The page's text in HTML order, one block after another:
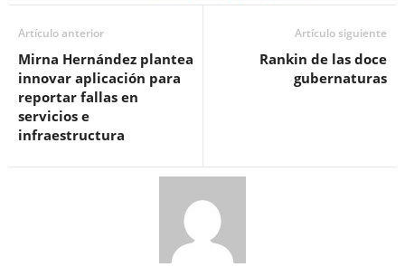
Artículo anterior
Mirna Hernández plantea
innovar aplicación para
reportar fallas en
servicios e
infraestructura
Artículo siguiente
Rankin de las doce
gubernaturas